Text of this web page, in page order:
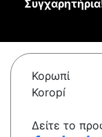
Κορωπί
Koropí
Δείτε το